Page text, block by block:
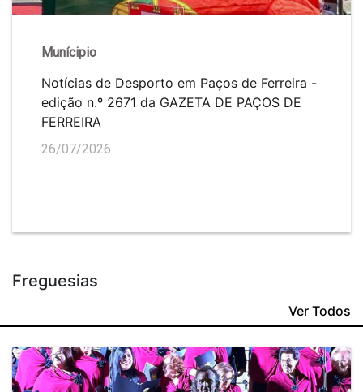
Munícipio
Notícias de Desporto em Paços de Ferreira -
edição n.º 2671 da GAZETA DE PAÇOS DE
FERREIRA
26/07/2026
Freguesias
Ver Todos